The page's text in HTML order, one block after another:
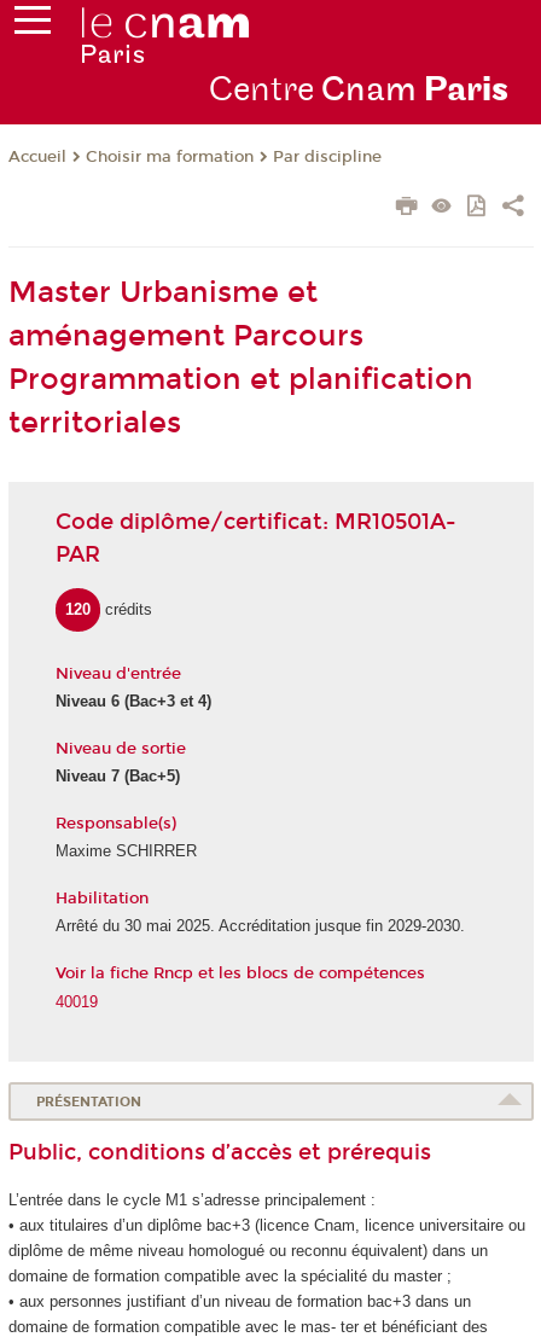
Centre Cnam Paris
Accueil Choisir ma formation Par discipline
Master Urbanisme et
aménagement Parcours
Programmation et planification
territoriales
Code diplôme/certificat: MR10501A-
PAR
120 crédits
Niveau d'entrée
Niveau 6(Bac+3 et 4)
Niveau de sortie
Niveau 7(Bac+5)
Responsable(s)
Maxime SCHIRRER
Habilitation
Arrêté du 30 mai 2025. Accréditation jusque fin 2029-2030.
Voir la fiche Rncp et les blocs de compétences
40019
PRÉSENTATION
Public, conditions d’accès et prérequis
L’entrée dans le cycle M1 s’adresse principalement :
• aux titulaires d’un diplôme bac+3 (licence Cnam, licence universitaire ou
diplôme de même niveau homologué ou reconnu équivalent) dans un
domaine de formation compatible avec la spécialité du master ;
• aux personnes justifiant d’un niveau de formation bac+3 dans un
domaine de formation compatible avec le mas- ter et bénéficiant des